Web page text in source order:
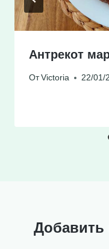
Антрекот
От Victoria 22/01/
Добавить